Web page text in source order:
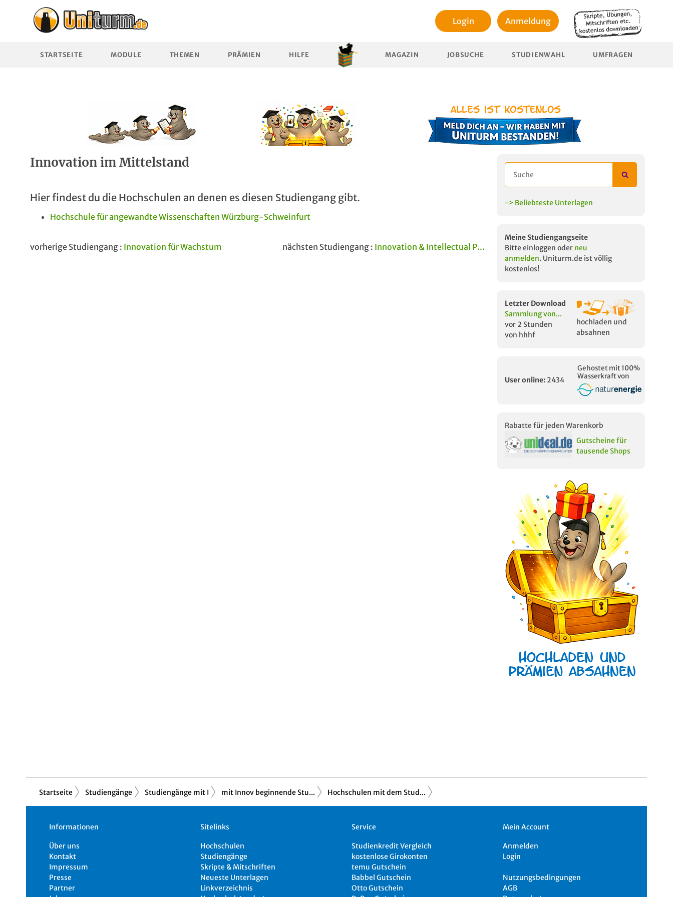
Login Anmeldung
STARTSEITE MODULE THEMEN PRÄMIEN HILFE MAGAZIN JOBSUCHE STUDIENWAHL UMFRAGEN
Innovation im Mittelstand
Hier findest du die Hochschulen an denen es diesen Studiengang gibt.
Hochschule für angewandte Wissenschaften Würzburg-Schweinfurt
vorherige Studiengang : Innovation für Wachstum nächsten Studiengang : Innovation & Intellectual P...
-> Beliebteste Unterlagen
Meine Studiengangseite
Bitte einloggen oder neu
anmelden. Uniturm.de ist völlig
kostenlos!
Letzter Download
Sammlung von...
vor 2 Stunden
von hhhf
hochladen und
absahnen
User online: 2434
Gehostet mit 100%
Wasserkraft von
Rabatte für jeden Warenkorb
Gutscheine für
tausende Shops
Startseite Studiengänge Studiengänge mit I mit Innov beginnende Stu... Hochschulen mit dem Stud...
Informationen
Über uns
Kontakt
Impressum
Presse
Partner
Sitelinks
Hochschulen
Studiengänge
Skripte & Mitschriften
Neueste Unterlagen
Linkverzeichnis
Service
Studienkredit Vergleich
kostenlose Girokonten
temu Gutschein
Babbel Gutschein
Otto Gutschein
Mein Account
Anmelden
Login
Nutzungsbedingungen
AGB